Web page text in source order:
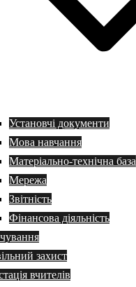
Установчі документи
Мова навчання
Матеріально-технічна база
Мережа
Звітність
Фінансова діяльність
захист
вчителів